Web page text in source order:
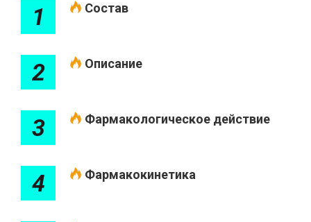
1 Состав
2 Описание
3 Фармакологическое действие
4 Фармакокинетика